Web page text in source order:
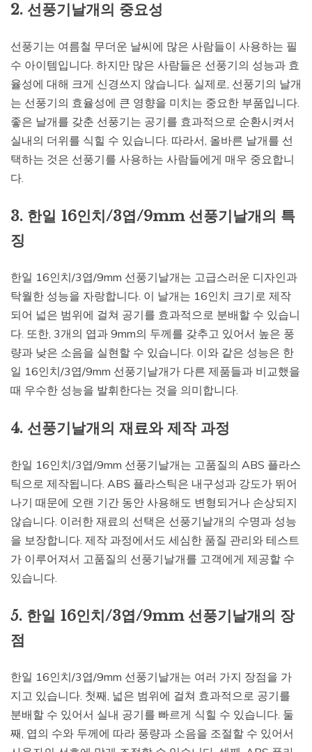
2. 선풍기날개의 중요성
선풍기는 여름철 무더운 날씨에 많은 사람들이 사용하는 필
수 아이템입니다. 하지만 많은 사람들은 선풍기의 성능과 효
율성에 대해 크게 신경쓰지 않습니다. 실제로, 선풍기의 날개
는 선풍기의 효율성에 큰 영향을 미치는 중요한 부품입니다.
좋은 날개를 갖춘 선풍기는 공기를 효과적으로 순환시켜서
실내의 더위를 식힐 수 있습니다. 따라서, 올바른 날개를 선
택하는 것은 선풍기를 사용하는 사람들에게 매우 중요합니
다.
3. 한일 16인치/3엽/9mm 선풍기날개의 특
징
한일 16인치/3엽/9mm 선풍기날개는 고급스러운 디자인과
탁월한 성능을 자랑합니다. 이 날개는 16인치 크기로 제작
되어 넓은 범위에 걸쳐 공기를 효과적으로 분배할 수 있습니
다. 또한, 3개의 엽과 9mm의 두께를 갖추고 있어서 높은 풍
량과 낮은 소음을 실현할 수 있습니다. 이와 같은 성능은 한
일 16인치/3엽/9mm 선풍기날개가 다른 제품들과 비교했을
때 우수한 성능을 발휘한다는 것을 의미합니다.
4. 선풍기날개의 재료와 제작 과정
한일 16인치/3엽/9mm 선풍기날개는 고품질의 ABS 플라스
틱으로 제작됩니다. ABS 플라스틱은 내구성과 강도가 뛰어
나기 때문에 오랜 기간 동안 사용해도 변형되거나 손상되지
않습니다. 이러한 재료의 선택은 선풍기날개의 수명과 성능
을 보장합니다. 제작 과정에서도 세심한 품질 관리와 테스트
가 이루어져서 고품질의 선풍기날개를 고객에게 제공할 수
있습니다.
5. 한일 16인치/3엽/9mm 선풍기날개의 장
점
한일 16인치/3엽/9mm 선풍기날개는 여러 가지 장점을 가
지고 있습니다. 첫째, 넓은 범위에 걸쳐 효과적으로 공기를
분배할 수 있어서 실내 공기를 빠르게 식힐 수 있습니다. 둘
째, 엽의 수와 두께에 따라 풍량과 소음을 조절할 수 있어서